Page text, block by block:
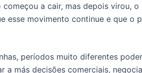
a cair, mas depois virou,
esse movimento continue e que o
períodos muito diferentes
a más decisões comerciais,